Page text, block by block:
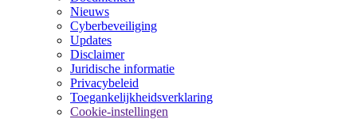
Nieuws
Cyberbeveiliging
Updates
Disclaimer
Juridische informatie
Privacybeleid
Toegankelijkheidsverklaring
Cookie-instellingen